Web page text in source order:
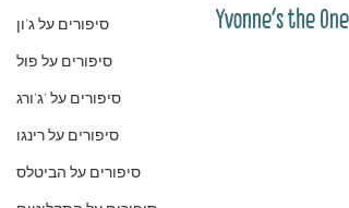
סיפורים על ג'ון
סיפורים על פול
סיפורים על 'ג'ורג
סיפורים על רינגו
סיפורים על הביטלס
Yvonne's the One